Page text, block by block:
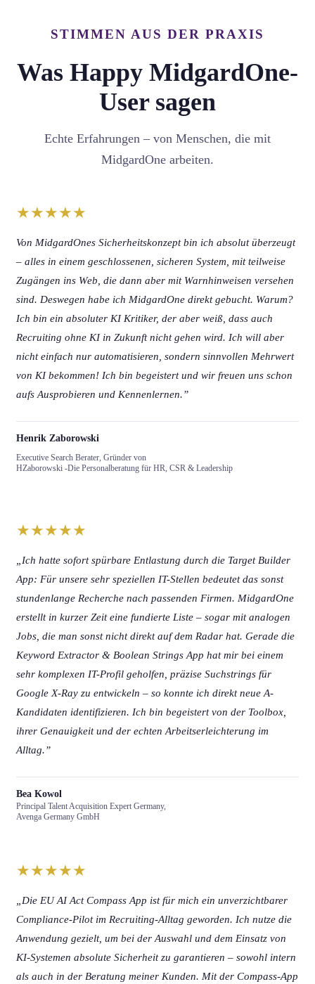
STIMMEN AUS DER PRAXIS
Was Happy MidgardOne-
User sagen
Echte Erfahrungen – von Menschen, die mit
MidgardOne arbeiten.
★★★★★
Von MidgardOnes Sicherheitskonzept bin ich absolut überzeugt
– alles in einem geschlossenen, sicheren System, mit teilweise
Zugängen ins Web, die dann aber mit Warnhinweisen versehen
sind. Deswegen habe ich MidgardOne direkt gebucht. Warum?
Ich bin ein absoluter KI Kritiker, der aber weiß, dass auch
Recruiting ohne KI in Zukunft nicht gehen wird. Ich will aber
nicht einfach nur automatisieren, sondern sinnvollen Mehrwert
von KI bekommen! Ich bin begeistert und wir freuen uns schon
aufs Ausprobieren und Kennenlernen.”
Henrik Zaborowski
Executive Search Berater, Gründer von
HZaborowski -Die Personalberatung für HR, CSR & Leadership
★★★★★
„Ich hatte sofort spürbare Entlastung durch die Target Builder
App: Für unsere sehr speziellen IT-Stellen bedeutet das sonst
stundenlange Recherche nach passenden Firmen. MidgardOne
erstellt in kurzer Zeit eine fundierte Liste – sogar mit analogen
Jobs, die man sonst nicht direkt auf dem Radar hat. Gerade die
Keyword Extractor & Boolean Strings App hat mir bei einem
sehr komplexen IT-Profil geholfen, präzise Suchstrings für
Google X-Ray zu entwickeln – so konnte ich direkt neue A-
Kandidaten identifizieren. Ich bin begeistert von der Toolbox,
ihrer Genauigkeit und der echten Arbeitserleichterung im
Alltag.”
Bea Kowol
Principal Talent Acquisition Expert Germany,
Avenga Germany GmbH
★★★★★
„Die EU AI Act Compass App ist für mich ein unverzichtbarer
Compliance-Pilot im Recruiting-Alltag geworden. Ich nutze die
Anwendung gezielt, um bei der Auswahl und dem Einsatz von
KI-Systemen absolute Sicherheit zu garantieren – sowohl intern
als auch in der Beratung meiner Kunden. Mit der Compass-App